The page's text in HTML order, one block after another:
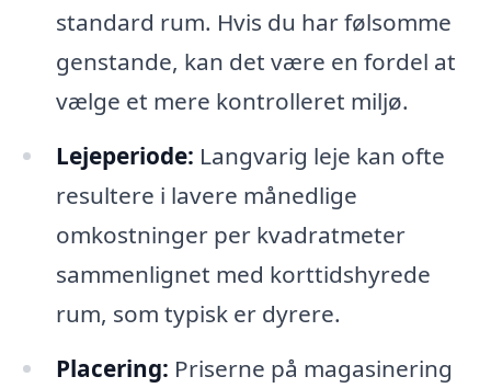
standard rum. Hvis du har følsomme
genstande, kan det være en fordel at
vælge et mere kontrolleret miljø.
Lejeperiode: Langvarig leje kan ofte
resultere i lavere månedlige
omkostninger per kvadratmeter
sammenlignet med korttidshyrede
rum, som typisk er dyrere.
Placering: Priserne på magasinering